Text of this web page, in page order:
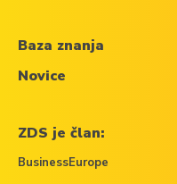
Baza znanja
Novice
ZDS je član:
BusinessEurope